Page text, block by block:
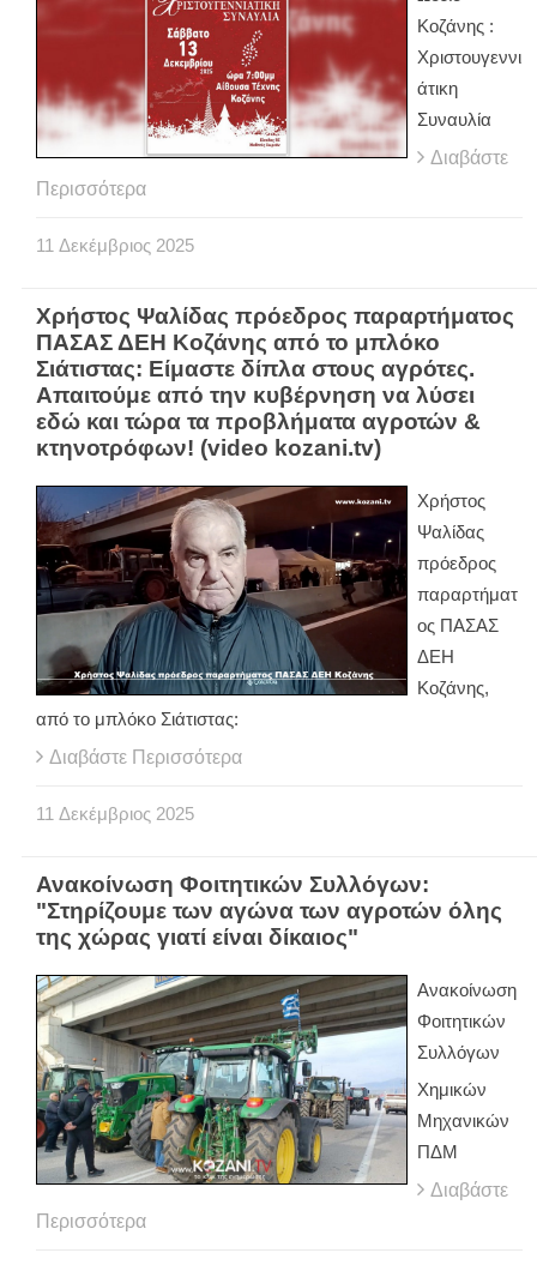
Κοζάνης :
Χριστουγεννι
άτικη
Συναυλία
Διαβάστε
Περισσότερα
11 Δεκέμβριος 2025
Χρήστος Ψαλίδας πρόεδρος παραρτήματος
ΠΑΣΑΣ ΔΕΗ Κοζάνης από το μπλόκο
Σιάτιστας: Είμαστε δίπλα στους αγρότες.
Απαιτούμε από την κυβέρνηση να λύσει
εδώ και τώρα τα προβλήματα αγροτών &
κτηνοτρόφων! (video kozani.tv)
Χρήστος
Ψαλίδας
πρόεδρος
παραρτήματ
ος ΠΑΣΑΣ
ΔΕΗ
Κοζάνης,
από το μπλόκο Σιάτιστας:
Διαβάστε Περισσότερα
11 Δεκέμβριος 2025
Ανακοίνωση Φοιτητικών Συλλόγων:
"Στηρίζουμε των αγώνα των αγροτών όλης
της χώρας γιατί είναι δίκαιος"
Ανακοίνωση
Φοιτητικών
Συλλόγων
Χημικών
Μηχανικών
ΠΔΜ
Διαβάστε
Περισσότερα